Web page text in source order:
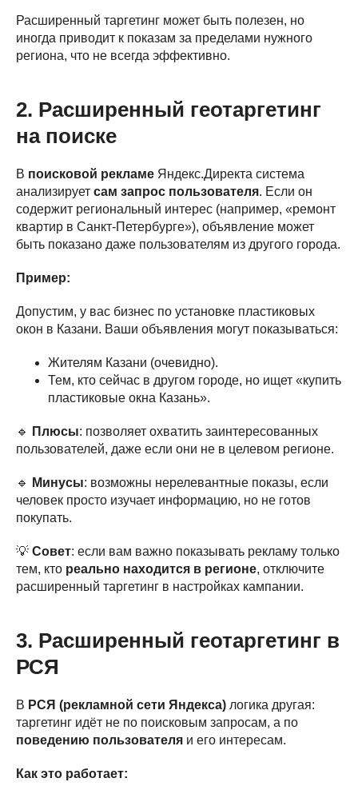
Расширенный таргетинг может быть полезен, но
иногда приводит к показам за пределами нужного
региона, что не всегда эффективно.
2. Расширенный геотаргетинг
на поиске
В поисковой рекламе Яндекс.Директа система
анализирует сам запрос пользователя. Если он
содержит региональный интерес (например, «ремонт
квартир в Санкт-Петербурге»), объявление может
быть показано даже пользователям из другого города.
Пример:
Допустим, у вас бизнес по установке пластиковых
окон в Казани. Ваши объявления могут показываться:
Жителям Казани (очевидно).
Тем, кто сейчас в другом городе, но ищет «купить
пластиковые окна Казань».
🔹 Плюсы: позволяет охватить заинтересованных
пользователей, даже если они не в целевом регионе.
🔹 Минусы: возможны нерелевантные показы, если
человек просто изучает информацию, но не готов
покупать.
💡 Совет: если вам важно показывать рекламу только
тем, кто реально находится в регионе, отключите
расширенный таргетинг в настройках кампании.
3. Расширенный геотаргетинг в
РСЯ
В РСЯ (рекламной сети Яндекса) логика другая:
таргетинг идёт не по поисковым запросам, а по
поведению пользователя и его интересам.
Как это работает: